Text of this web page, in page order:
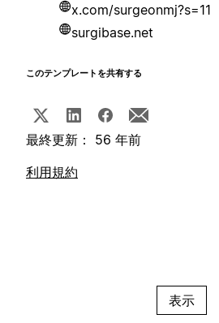
x.com/surgeonmj?s=11
surgibase.net
このテンプレートを共有する
最終更新： 56 年前
利用規約
表示